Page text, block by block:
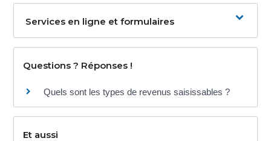
Services en ligne et formulaires
Questions ? Réponses !
Quels sont les types de revenus saisissables ?
Et aussi